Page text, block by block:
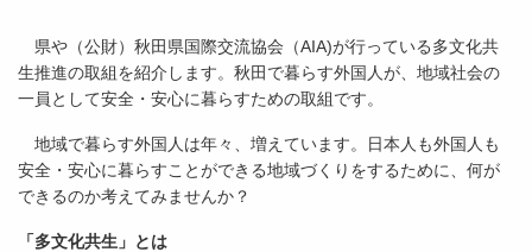
県や（公財）秋田県国際交流協会（AIA)が行っている多文化共
生推進の取組を紹介します。秋田で暮らす外国人が、地域社会の
一員として安全・安心に暮らすための取組です。
地域で暮らす外国人は年々、増えています。日本人も外国人も
安全・安心に暮らすことができる地域づくりをするために、何が
できるのか考えてみませんか？
「多文化共生」とは